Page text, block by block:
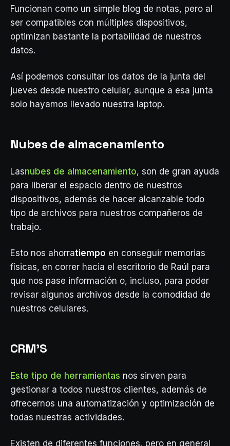
Funcionan como un simple blog de notas, pero al
ser compatibles con múltiples dispositivos,
optimizan bastante la portabilidad de nuestros
datos.
Así podemos consultar los datos de la junta del
jueves desde nuestro celular, aunque a esa junta
solo hayamos llevado nuestra laptop.
Nubes de almacenamiento
Lasnubes de almacenamiento, son de gran ayuda
para liberar el espacio dentro de nuestros
dispositivos, además de hacer alcanzable todo
tipo de archivos para nuestros compañeros de
trabajo.
Esto nos ahorratiempo en conseguir memorias
físicas, en correr hacia el escritorio de Raúl para
que nos pase información o, incluso, para poder
revisar algunos archivos desde la comodidad de
nuestros celulares.
CRM’S
Este tipo de herramientas nos sirven para
gestionar a todos nuestros clientes, además de
ofrecernos una automatización y optimización de
todas nuestras actividades.
Existen de diferentes funciones, pero en general